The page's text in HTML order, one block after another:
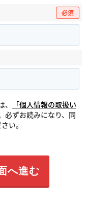
必須
「個人情報の取扱い
必ずお読みになり、同
い。
へ進む